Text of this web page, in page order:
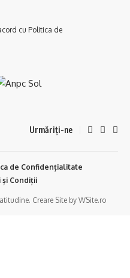
cu Politica de
Urmăriți-ne
Creare Site by WSite.ro
de Confidențialitate
Condiții